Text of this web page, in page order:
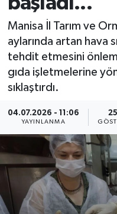
Manisa İl Tarım ve
aylarında artan hava
tehdit etmesini
gıda işletmelerine
sıklaştırdı.
04.07.2026 - 11:06
YAYINLANMA
KÜLTÜR SANAT
YAŞAM
LIFE
SARIGÖL
SARUHANLI
SELENDİ
KIRKAĞAÇ
DEMİRCİ
GÖLMARMARA
GÖRDES
KÖPRÜBAŞI
KULA
SALİHLİ
SARIGÖL
SARUHANLI
ŞEHZADELER
SELENDİ
EKONOMİ
EĞİTİM
KÜLTÜR SANAT
SPOR
YAŞAM
LIFE
BİLİM VE